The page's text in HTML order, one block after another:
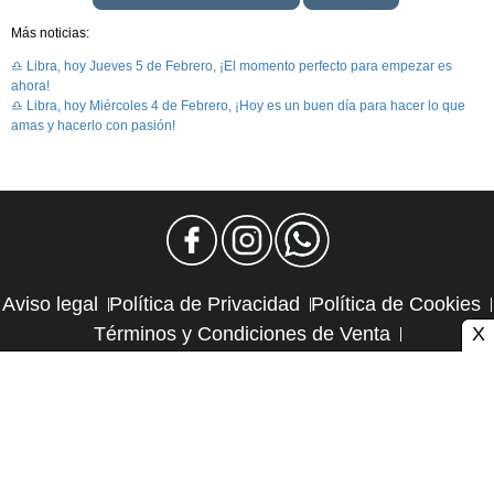
Más noticias:
♎ Libra, hoy Jueves 5 de Febrero, ¡El momento perfecto para empezar es
ahora!
♎ Libra, hoy Miércoles 4 de Febrero, ¡Hoy es un buen día para hacer lo que
amas y hacerlo con pasión!
Aviso legal Política de Privacidad
Política de Cookies
Términos y Condiciones de Venta
X